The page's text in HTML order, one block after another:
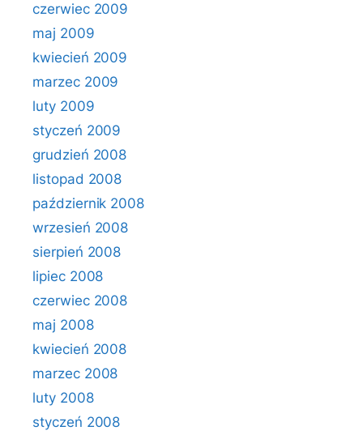
czerwiec 2009
maj 2009
kwiecień 2009
marzec 2009
luty 2009
styczeń 2009
grudzień 2008
listopad 2008
październik 2008
wrzesień 2008
sierpień 2008
lipiec 2008
czerwiec 2008
maj 2008
kwiecień 2008
marzec 2008
luty 2008
styczeń 2008